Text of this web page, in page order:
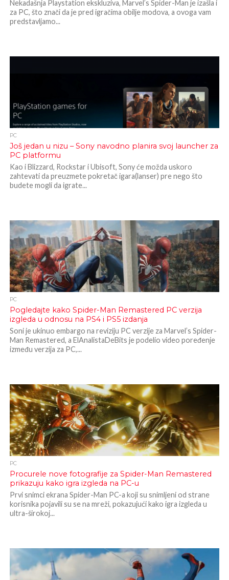
Nekadašnja Playstation ekskluziva, Marvel’s Spider-Man je izašla i
za PC, što znači da je pred igračima obilje modova, a ovoga vam
predstavljamo...
PC
Još jedan u nizu – Sony navodno planira svoj launcher za
PC platformu
Kao i Blizzard, Rockstar i Ubisoft, Sony će možda uskoro
zahtevati da preuzmete pokretač igara(lanser) pre nego što
budete mogli da igrate...
PC
Pogledajte kako Spider-Man Remastered PC verzija
izgleda u odnosu na PS4 i PS5 izdanja
Soni je ukinuo embargo na reviziju PC verzije za Marvel’s Spider-
Man Remastered, a ElAnalistaDeBits je podelio video poređenje
između verzija za PC,...
PC
Procurele nove fotografije za Spider-Man Remastered
prikazuju kako igra izgleda na PC-u
Prvi snimci ekrana Spider-Man PC-a koji su snimljeni od strane
korisnika pojavili su se na mreži, pokazujući kako igra izgleda u
ultra-širokoj...